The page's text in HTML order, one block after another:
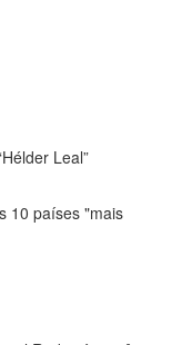
Leal”
10 países "mais